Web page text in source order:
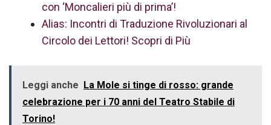
con ‘Moncalieri più di prima’!
Alias: Incontri di Traduzione Rivoluzionari al
Circolo dei Lettori! Scopri di Più
Leggi anche La Mole si tinge di rosso: grande
celebrazione per i 70 anni del Teatro Stabile di
Torino!